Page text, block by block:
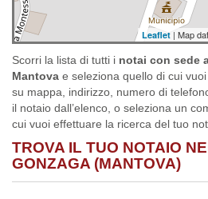
Leaflet | Map
Scorri la lista di tutti i notai con sede
Mantova e seleziona quello di cui
su mappa, indirizzo, numero di
il notaio dall’elenco, o seleziona un
cui vuoi effettuare la ricerca del tuo
TROVA IL TUO NOTAIO
GONZAGA (MANTOVA)